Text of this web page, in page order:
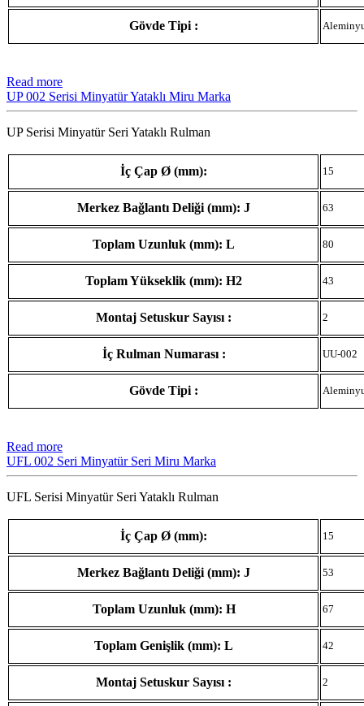
Gövde Tipi :
Read more
UP 002 Serisi Minyatür Yataklı Miru Marka
UP Serisi Minyatür Seri Yataklı Rulman
İç Çap Ø (mm): 15
Merkez Bağlantı Deliği (mm): J 63
Toplam Uzunluk (mm): L 80
Toplam Yükseklik (mm): H2 43
Montaj Setuskur Sayısı : 2
İç Rulman Numarası : UU-002
Gövde Tipi :
Read more
UFL 002 Seri Minyatür Seri Miru Marka
UFL Serisi Minyatür Seri Yataklı Rulman
İç Çap Ø (mm): 15
Merkez Bağlantı Deliği (mm): J 53
Toplam Uzunluk (mm): H 67
Toplam Genişlik (mm): L 42
Montaj Setuskur Sayısı : 2